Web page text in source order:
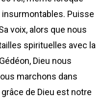
Puisse
voix, alors que nous
spirituelles avec la
Dieu nous
marchons dans
de Dieu est notre